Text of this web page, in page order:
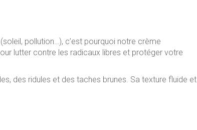
pollution…), c’est pourquoi notre crème
lutter contre les radicaux libres et protéger votre
des ridules et des taches brunes. Sa texture fluide et